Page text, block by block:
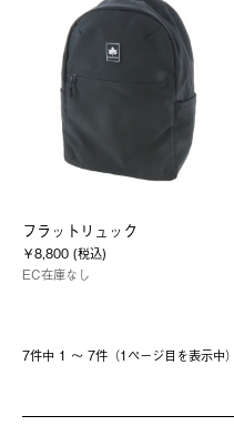
フラットリュック
￥8,800 (税込)
EC在庫なし
7件中 1 〜 7件（1ページ⽬を表⽰中）